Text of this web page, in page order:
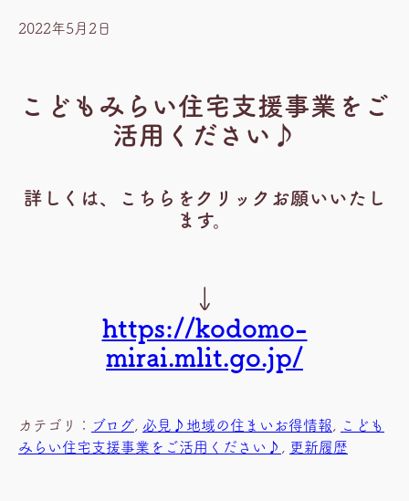
2022年5月2日
こどもみらい住宅支援事業をご
活用ください♪
詳しくは、こちらをクリックお願いいたし
ます。
↓
https://kodomo-
mirai.mlit.go.jp/
カテゴリ： ブログ, 必見♪地域の住まいお得情報, こども
みらい住宅支援事業をご活用ください♪ , 更新履歴